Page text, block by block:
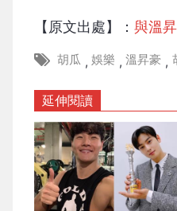
【原文出處】：與溫
胡瓜 , 娛樂 , 溫昇豪 ,
延伸閱讀